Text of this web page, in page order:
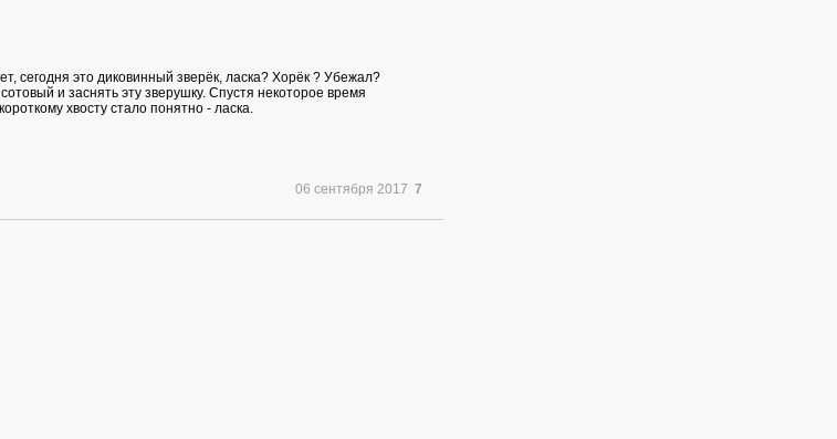
сегодня это диковинный зверёк, ласка? Хорёк ? Убежал?
и заснять эту зверушку. Спустя некоторое время
хвосту стало понятно - ласка.
06 сентября 2017 7